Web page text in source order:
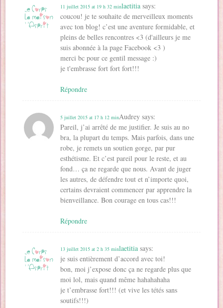
laetitia says:
11 juillet 2015 at 19 h 32 min
coucou! je te souhaite de merveilleux moments
avec ton blog! c’est une aventure formidable, et
pleins de belles rencontres <3 (d'ailleurs je me
suis abonnée à la page Facebook <3 )
merci bc pour ce gentil message :)
je t'embrasse fort fort fort!!!
Répondre
Audrey says:
5 juillet 2015 at 17 h 12 min
Pareil, j’ai arrêté de me justifier. Je suis au no
bra, la plupart du temps. Mais parfois, dans une
robe, je remets un soutien gorge, par pur
esthétisme. Et c’est pareil pour le reste, et au
fond… ça ne regarde que nous. Avant de juger
les autres, de défendre tout et n’importe quoi,
certains devraient commencer par apprendre la
bienveillance. Bon courage en tous cas!!!
Répondre
laetitia says:
13 juillet 2015 at 2 h 35 min
je suis entièrement d’accord avec toi!
bon, moi j’expose donc ça ne regarde plus que
moi lol, mais quand même hahahahaha
je t’embrasse fort!!! (et vive les tétés sans
soutifs!!!)